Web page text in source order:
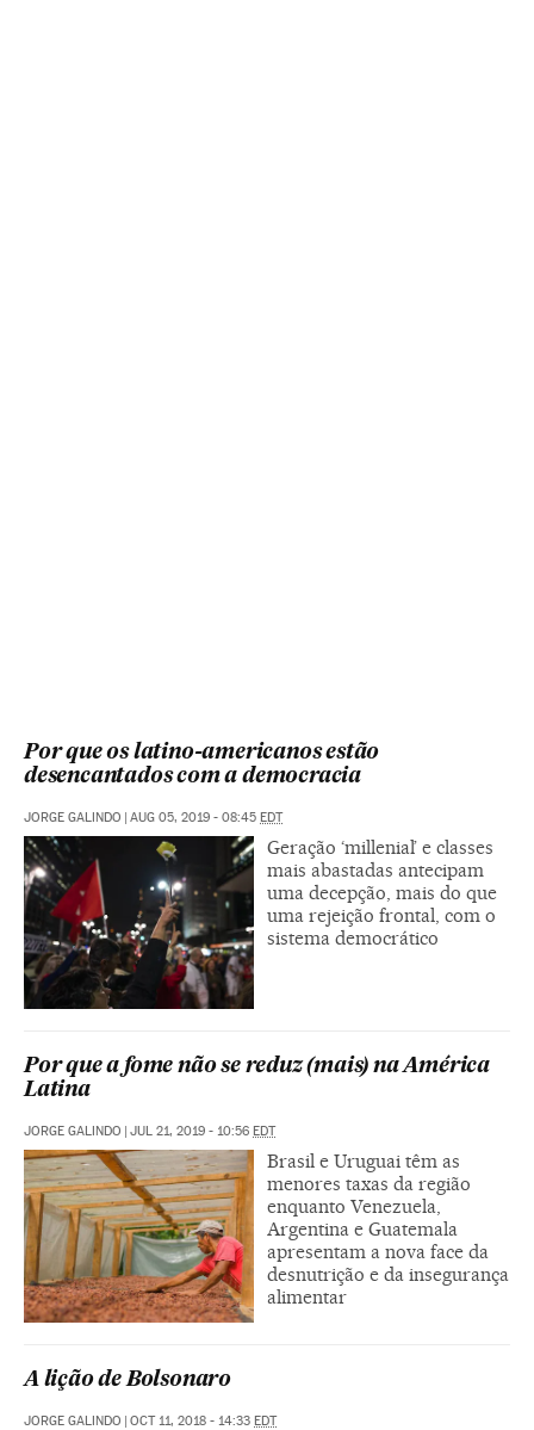
Por que os latino-americanos estão
desencantados com a democracia
JORGE GALINDO | AUG 05, 2019 - 08:45 EDT
Geração ‘millenial’ e classes
mais abastadas antecipam
uma decepção, mais do que
uma rejeição frontal, com o
sistema democrático
Por que a fome não se reduz (mais) na América
Latina
JORGE GALINDO | JUL 21, 2019 - 10:56 EDT
Brasil e Uruguai têm as
menores taxas da região
enquanto Venezuela,
Argentina e Guatemala
apresentam a nova face da
desnutrição e da insegurança
alimentar
A lição de Bolsonaro
JORGE GALINDO | OCT 11, 2018 - 14:33 EDT